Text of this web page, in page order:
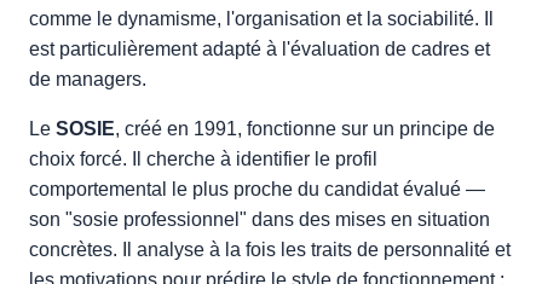
comme le dynamisme, l'organisation et la sociabilité. Il
est particulièrement adapté à l'évaluation de cadres et
de managers.
Le SOSIE, créé en 1991, fonctionne sur un principe de
choix forcé. Il cherche à identifier le profil
comportemental le plus proche du candidat évalué —
son "sosie professionnel" dans des mises en situation
concrètes. Il analyse à la fois les traits de personnalité et
les motivations pour prédire le style de fonctionnement :